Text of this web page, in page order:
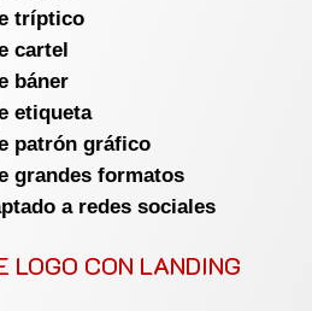
tríptico
cartel
báner
etiqueta
patrón gráfico
grandes formatos
a redes sociales
LOGO CON LANDING